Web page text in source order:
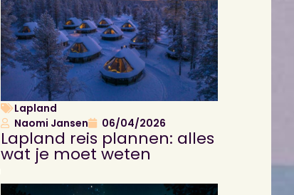
Lapland
Naomi Jansen
06/04/2026
Lapland reis plannen: alles
wat je moet weten